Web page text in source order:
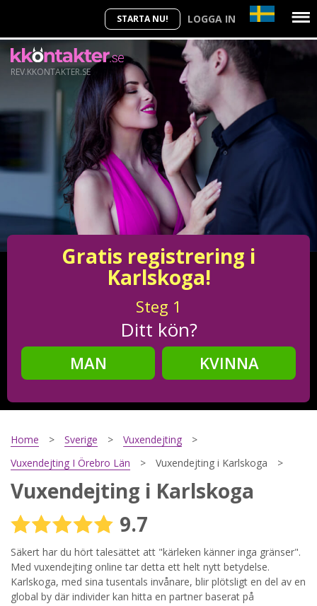
STARTA NU! LOGGA IN
REV.KKONTAKTER.SE
Gratis registrering i
Karlskoga!
Steg 1
Ditt kön?
MAN
KVINNA
Steg2
Steg3
Din mailadress?
Genom att registrera godkänner jag Villkoren
och
Sekretesspolicyn. Jag godkänner att ta emot information och
Home Sverige
Vuxendejting
Vuxendejting I Örebro Län
Vuxendejting i Karlskoga
Vuxendejting i Karlskoga
9.7
Säkert har du hört talesättet att "kärleken känner inga gränser".
Med vuxendejting online tar detta ett helt nytt betydelse.
Karlskoga, med sina tusentals invånare, blir plötsligt en del av en
global by där individer kan hitta en partner baserat på